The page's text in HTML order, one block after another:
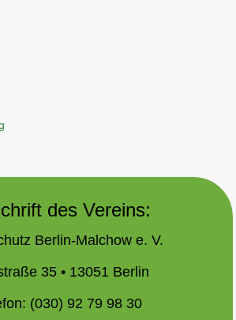
des Vereins:
Berlin-Malchow e. V.
35 • 13051 Berlin
(030) 92 79 98 30